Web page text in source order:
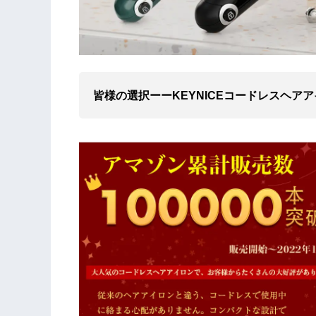
皆様の選択ーーKEYNICEコードレスヘア